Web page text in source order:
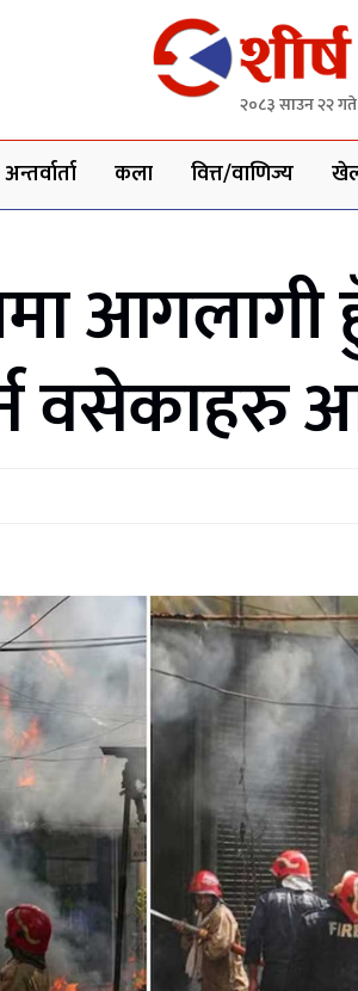
२०८३ साउन २२
अन्तर्वार्ता कला वित्त/वाणिज्य
आगलागी